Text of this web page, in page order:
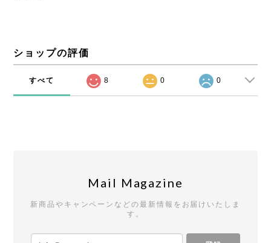
ショップの評価
すべて 8 0 0
Mail Magazine
新商品やキャンペーンなどの最新情報をお届けいたしま
す。